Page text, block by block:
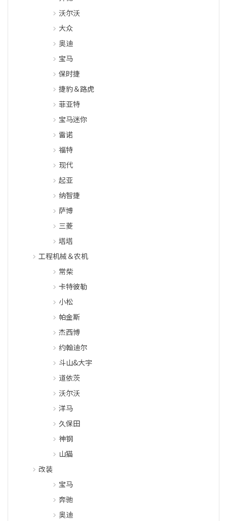
沃尔沃
大众
奥迪
宝马
保时捷
捷豹＆路虎
菲亚特
宝马迷你
雷诺
福特
现代
起亚
纳智捷
萨博
三菱
塔塔
工程机械＆农机
常柴
卡特彼勒
小松
帕金斯
杰西博
约翰迪尔
斗山&大宇
道依茨
沃尔沃
洋马
久保田
神钢
山猫
改装
宝马
奔驰
奥迪